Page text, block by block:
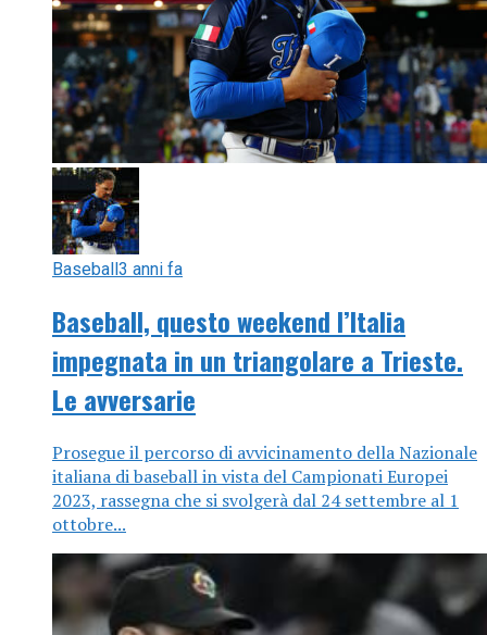
Baseball 3 anni fa
Baseball, questo weekend l’Italia
impegnata in un triangolare a Trieste.
Le avversarie
Prosegue il percorso di avvicinamento della Nazionale
italiana di baseball in vista del Campionati Europei
2023, rassegna che si svolgerà dal 24 settembre al 1
ottobre...